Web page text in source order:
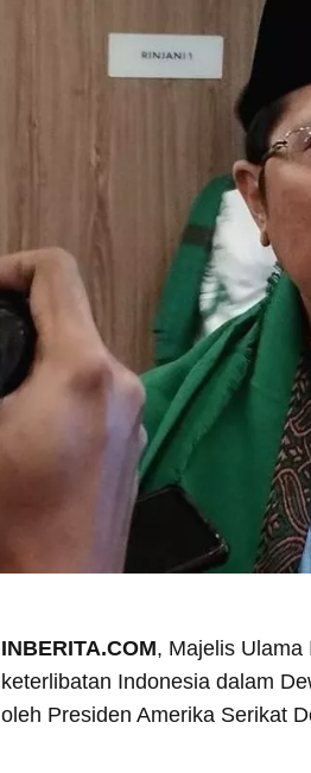
INBERITA.COM, Majelis Ulama
keterlibatan Indonesia dalam
oleh Presiden Amerika Serikat